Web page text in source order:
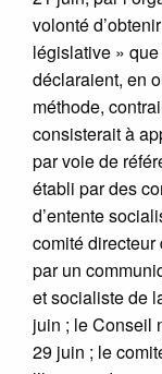
volonté
législative »
déclaraient, en
méthode,
consisterait à
par voie de
établi par des
d’entente
comité
par un
et socialiste de
juin ; le Conseil
29 juin ; le